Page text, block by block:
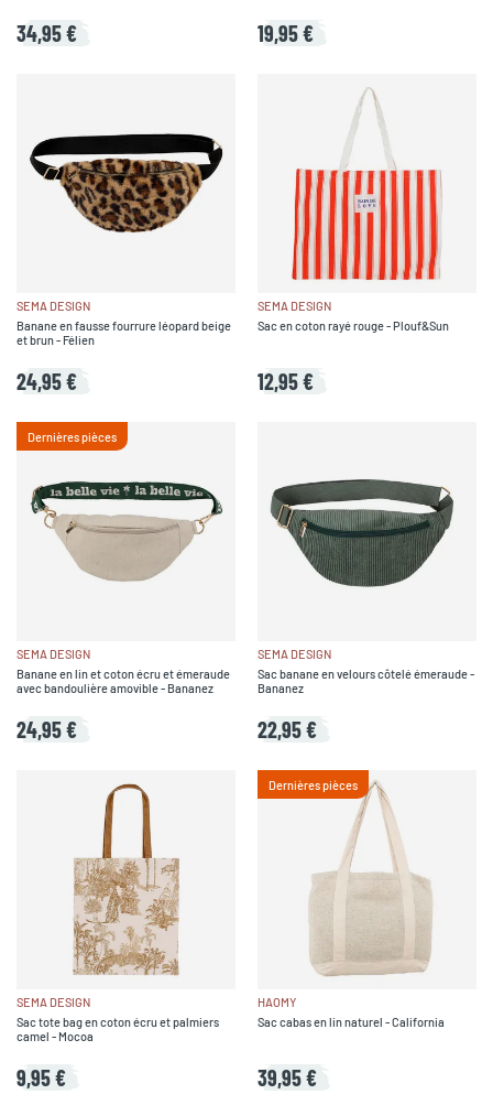
34,95 € 19,95 €
SEMA DESIGN
Banane en fausse fourrure léopard beige
et brun - Félien
24,95 €
SEMA DESIGN
Sac en coton rayé rouge - Plouf&Sun
12,95 €
Dernières pièces
SEMA DESIGN
Banane en lin et coton écru et émeraude
avec bandoulière amovible - Bananez
24,95 €
SEMA DESIGN
Sac banane en velours côtelé émeraude -
Bananez
22,95 €
SEMA DESIGN
Sac tote bag en coton écru et palmiers
camel - Mocoa
9,95 €
Dernières pièces
HAOMY
Sac cabas en lin naturel - California
39,95 €